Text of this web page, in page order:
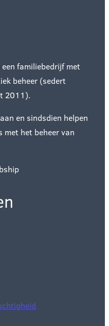
familiebedrijf met
beheer (sedert
2011).
en sindsdien helpen
met het beheer van